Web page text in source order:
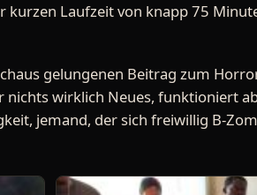
Laufzeit von knapp 75
gelungenen Beitrag zum
nichts wirklich Neues, funktioniert
jemand, der sich freiwillig B-